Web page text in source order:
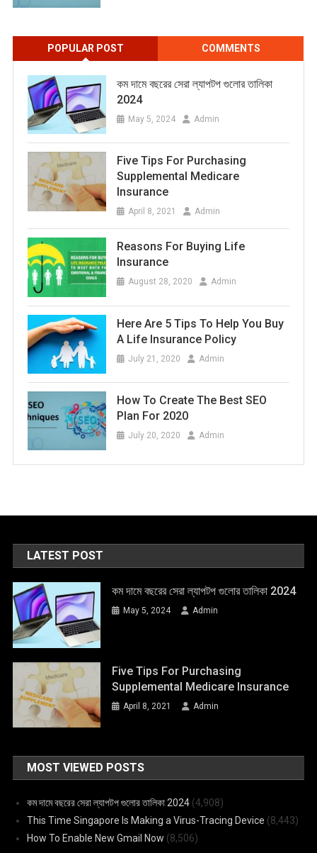
POPULAR POST COMMENTS
কম দামে বছরের সেরা ল্যাপটপ গুলোর তালিকা
2024
May 5, 2024 Admin
Five Tips For Purchasing
Supplemental Medicare
Insurance
April 8, 2021 Admin
Reasons For Buying Life
Insurance
August 28, 2020 Admin
Here Are 5 Tips To Help You Buy
A Life Insurance Policy
July 21, 2020 Admin
How To Create The Best SEO
Plan For 2020
July 20, 2020 Admin
LATEST POST
কম দামে বছরের সেরা ল্যাপটপ গুলোর তালিকা 2024
May 5, 2024 Admin
Five Tips For Purchasing
Supplemental Medicare Insurance
April 8, 2021 Admin
MOST VIEWED POSTS
কম দামে বছরের সেরা ল্যাপটপ গুলোর তালিকা 2024 (4,908)
This Time Singapore Is Making a Virus-Tracing Device (8,443)
How To Enable New Gmail Now (8,506)